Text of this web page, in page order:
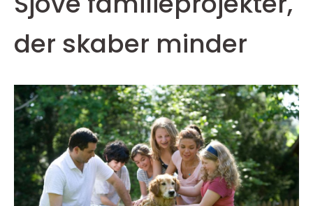
der skaber minder